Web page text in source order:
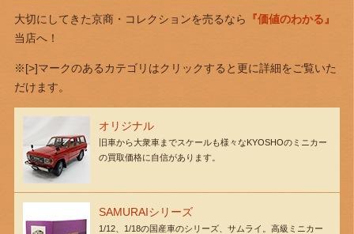
大切にしてきた京商・コレクションを売るなら
『価値のわかる』
当店へ！
※[>]マークのあるカテゴリはクリックすると更に詳細をご覧いた
だけます。
オリジナル
旧車から大衆車までスケールも様々なKYOSHOのミニカー
の買取価格に自信があります。
SAMURAIシリーズ
1/12、1/18の国産車のシリーズ、サムライ。高級ミニカー